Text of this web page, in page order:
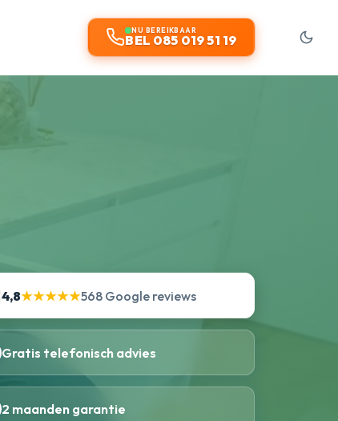
NU BEREIKBAAR
BEL 085 019 51 19
4,8★★★★★568 Google reviews
Gratis telefonisch advies
2 maanden garantie